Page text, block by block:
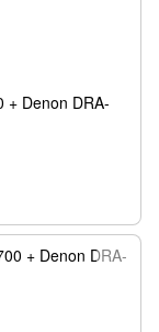
+ Denon DRA-